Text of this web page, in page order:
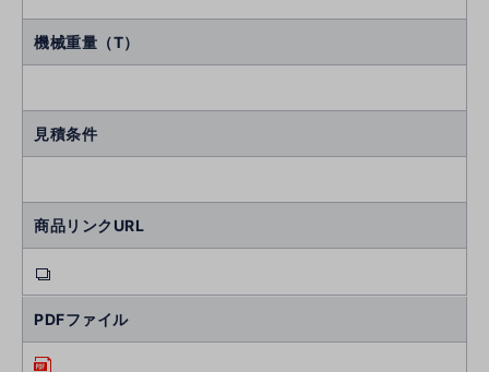
機械重量（T）
見積条件
商品リンクURL
PDFファイル